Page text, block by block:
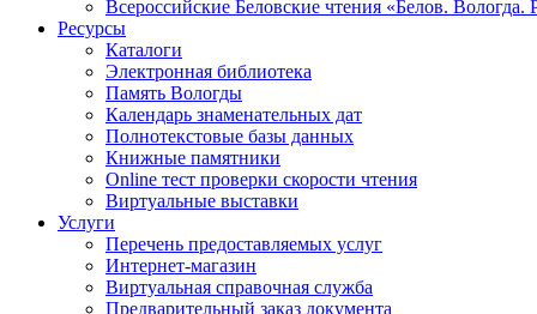
Всероссийские Беловские чтения «Белов. Вологда.
Ресурсы
Каталоги
Электронная библиотека
Память Вологды
Календарь знаменательных дат
Полнотекстовые базы данных
Книжные памятники
Online тест проверки скорости чтения
Виртуальные выставки
Услуги
Перечень предоставляемых услуг
Интернет-магазин
Виртуальная справочная служба
Предварительный заказ документа